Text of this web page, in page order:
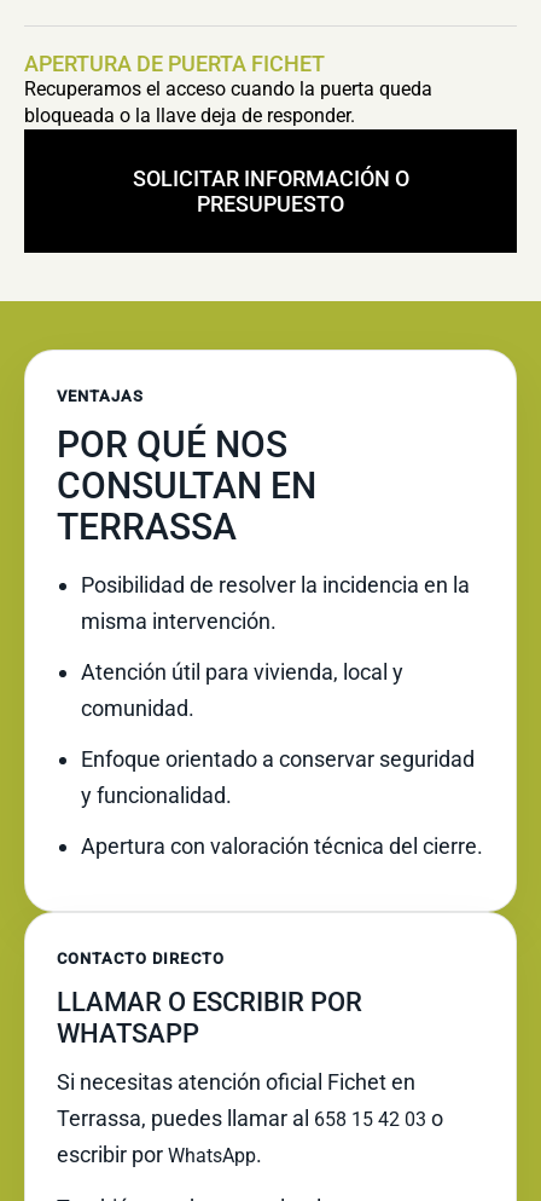
APERTURA DE PUERTA FICHET
Recuperamos el acceso cuando la puerta queda
bloqueada o la llave deja de responder.
SOLICITAR INFORMACIÓN O
PRESUPUESTO
VENTAJAS
POR QUÉ NOS
CONSULTAN EN
TERRASSA
Posibilidad de resolver la incidencia en la
misma intervención.
Atención útil para vivienda, local y
comunidad.
Enfoque orientado a conservar seguridad
y funcionalidad.
Apertura con valoración técnica del cierre.
CONTACTO DIRECTO
LLAMAR O ESCRIBIR POR
WHATSAPP
Si necesitas atención oficial Fichet en
Terrassa, puedes llamar al 658 15 42 03 o
escribir por WhatsApp.